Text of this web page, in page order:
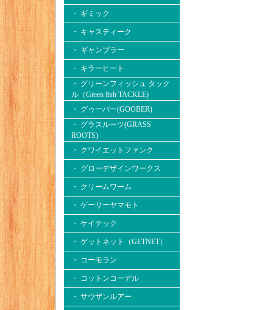
・ ギミック
・ キャスティーク
・ ギャンブラー
・ キラーヒート
・ グリーンフィッシュ タック
ル（Green fish TACKLE)
・ グゥーバー(GOOBER)
・ グラスルーツ(GRASS
ROOTS)
・ クワイエットファンク
・ グローデザインワークス
・ クリームワーム
・ ゲーリーヤマモト
・ ケイテック
・ ゲットネット（GETNET）
・ コーモラン
・ コットンコーデル
・ サウザンルアー